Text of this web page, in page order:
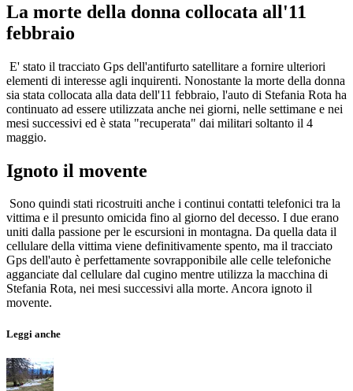
La morte della donna collocata all'11
febbraio
E' stato il tracciato Gps dell'antifurto satellitare a fornire ulteriori
elementi di interesse agli inquirenti. Nonostante la morte della donna
sia stata collocata alla data dell'11 febbraio, l'auto di Stefania Rota ha
continuato ad essere utilizzata anche nei giorni, nelle settimane e nei
mesi successivi ed è stata "recuperata" dai militari soltanto il 4
maggio.
Ignoto il movente
Sono quindi stati ricostruiti anche i continui contatti telefonici tra la
vittima e il presunto omicida fino al giorno del decesso. I due erano
uniti dalla passione per le escursioni in montagna. Da quella data il
cellulare della vittima viene definitivamente spento, ma il tracciato
Gps dell'auto è perfettamente sovrapponibile alle celle telefoniche
agganciate dal cellulare dal cugino mentre utilizza la macchina di
Stefania Rota, nei mesi successivi alla morte. Ancora ignoto il
movente.
Leggi anche